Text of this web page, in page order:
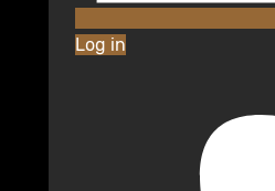
Log in